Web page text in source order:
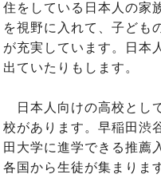
住をしている日本人の家
を視野に入れて、子ども
が充実しています。日本
出ていたりもします。
日本人向けの高校とし
校があります。早稲田渋
田大学に進学できる推薦
各国から生徒が集まりま